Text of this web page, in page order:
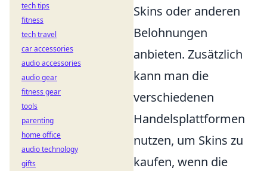
Skins oder anderen
Belohnungen
anbieten. Zusätzlich
kann man die
verschiedenen
Handelsplattformen
nutzen, um Skins zu
kaufen, wenn die
tech tips
fitness
tech travel
car accessories
audio accessories
audio gear
fitness gear
tools
parenting
home office
audio technology
gifts